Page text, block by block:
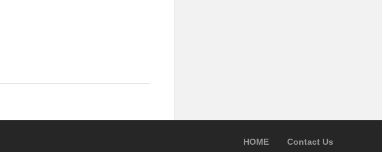
HOME Contact Us